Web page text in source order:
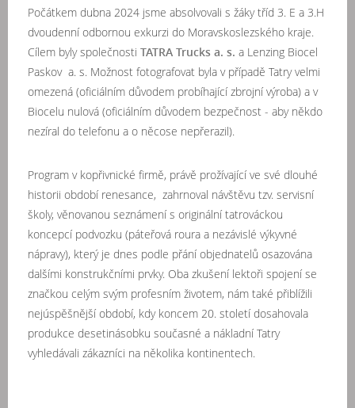
Počátkem dubna 2024 jsme absolvovali s žáky tříd 3. E a 3.H
dvoudenní odbornou exkurzi do Moravskoslezského kraje.
Cílem byly společnosti TATRA Trucks a. s. a Lenzing Biocel
Paskov a. s. Možnost fotografovat byla v případě Tatry velmi
omezená (oficiálním důvodem probíhající zbrojní výroba) a v
Biocelu nulová (oficiálním důvodem bezpečnost - aby někdo
nezíral do telefonu a o něcose nepřerazil).
Program v kopřivnické firmě, právě prožívající ve své dlouhé
historii období renesance, zahrnoval návštěvu tzv. servisní
školy, věnovanou seznámení s originální tatrováckou
koncepcí podvozku (páteřová roura a nezávislé výkyvné
nápravy), který je dnes podle přání objednatelů osazována
dalšími konstrukčními prvky. Oba zkušení lektoři spojení se
značkou celým svým profesním životem, nám také přiblížili
nejúspěšnější období, kdy koncem 20. století dosahovala
produkce desetinásobku současné a nákladní Tatry
vyhledávali zákazníci na několika kontinentech.